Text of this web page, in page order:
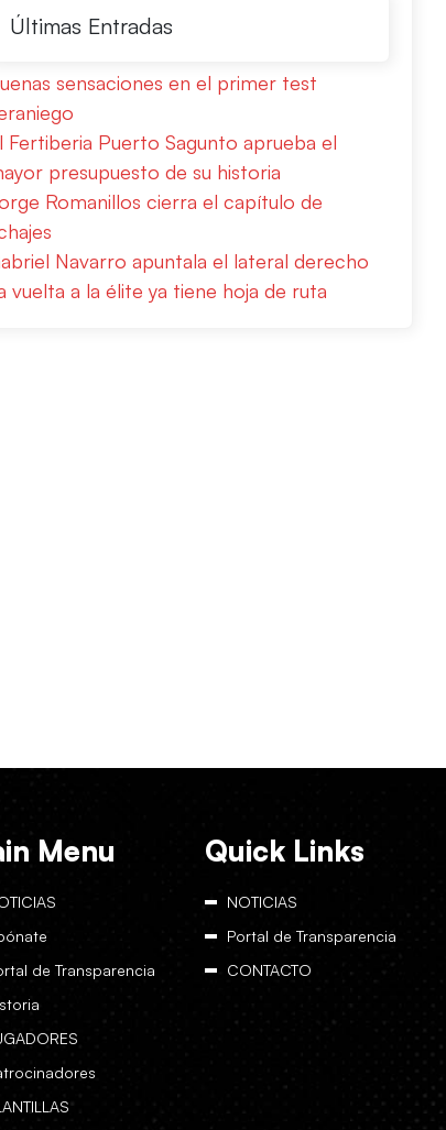
Últimas Entradas
sensaciones en el primer test
Fertiberia Puerto Sagunto aprueba el
presupuesto de su historia
Romanillos cierra el capítulo de
Navarro apuntala el lateral derecho
vuelta a la élite ya tiene hoja de ruta
Menu
de Transparencia
Quick Links
NOTICIAS
Portal de Transparencia
CONTACTO